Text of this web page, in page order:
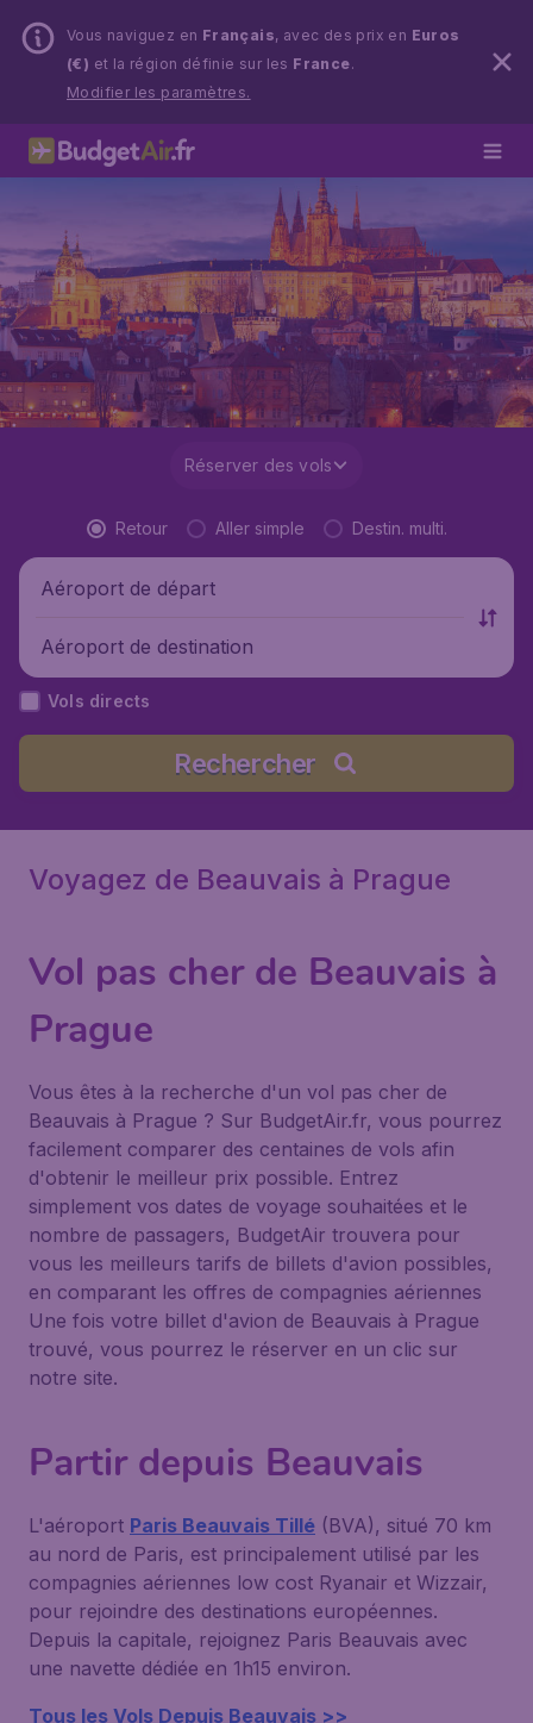
Vous naviguez en Français, avec des prix en Euros
(€) et la région définie sur les France.
Modifier les paramètres.
Réserver des vols
Retour Aller simple Destin. multi.
Aéroport de départ
Aéroport de destination
Vols directs
Rechercher
Voyagez de Beauvais à Prague
Vol pas cher de Beauvais à
Prague
Vous êtes à la recherche d'un vol pas cher de
Beauvais à Prague ? Sur BudgetAir.fr, vous pourrez
facilement comparer des centaines de vols afin
d'obtenir le meilleur prix possible. Entrez
simplement vos dates de voyage souhaitées et le
nombre de passagers, BudgetAir trouvera pour
vous les meilleurs tarifs de billets d'avion possibles,
en comparant les offres de compagnies aériennes
Une fois votre billet d'avion de Beauvais à Prague
trouvé, vous pourrez le réserver en un clic sur
notre site.
Partir depuis Beauvais
L'aéroport Paris Beauvais Tillé (BVA), situé 70 km
au nord de Paris, est principalement utilisé par les
compagnies aériennes low cost Ryanair et Wizzair,
pour rejoindre des destinations européennes.
Depuis la capitale, rejoignez Paris Beauvais avec
une navette dédiée en 1h15 environ.
Tous les Vols Depuis Beauvais >>